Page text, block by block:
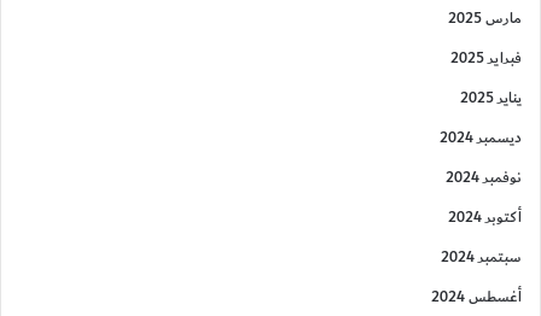
مارس 2025
فبراير 2025
يناير 2025
ديسمبر 2024
نوفمبر 2024
أكتوبر 2024
سبتمبر 2024
أغسطس 2024